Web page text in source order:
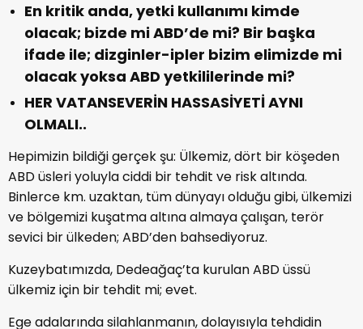
En kritik anda, yetki kullanımı kimde
olacak; bizde mi ABD’de mi? Bir başka
ifade ile; dizginler-ipler bizim elimizde mi
olacak yoksa ABD yetkililerinde mi?
HER VATANSEVERİN HASSASİYETİ AYNI
OLMALI..
Hepimizin bildiği gerçek şu: Ülkemiz, dört bir köşeden
ABD üsleri yoluyla ciddi bir tehdit ve risk altında.
Binlerce km. uzaktan, tüm dünyayı olduğu gibi, ülkemizi
ve bölgemizi kuşatma altına almaya çalışan, terör
sevici bir ülkeden; ABD’den bahsediyoruz.
Kuzeybatımızda, Dedeağaç’ta kurulan ABD üssü
ülkemiz için bir tehdit mi; evet.
Ege adalarında silahlanmanın, dolayısıyla tehdidin